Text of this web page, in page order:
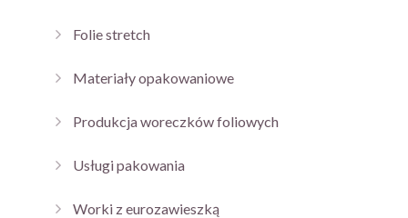
Folie stretch
Materiały opakowaniowe
Produkcja woreczków foliowych
Usługi pakowania
Worki z eurozawieszką